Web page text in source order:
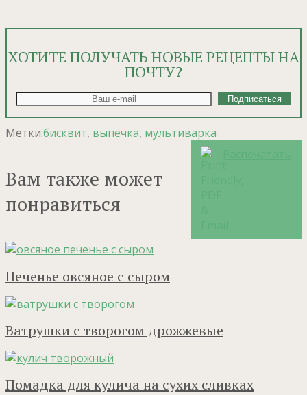
ХОТИТЕ ПОЛУЧАТЬ НОВЫЕ РЕЦЕПТЫ НА
ПОЧТУ?
Метки:бисквит, выпечка, мультиварка
Вам также может
понравиться
Печенье овсяное с сыром
Ватрушки с творогом дрожжевые
Помадка для кулича на сухих сливках